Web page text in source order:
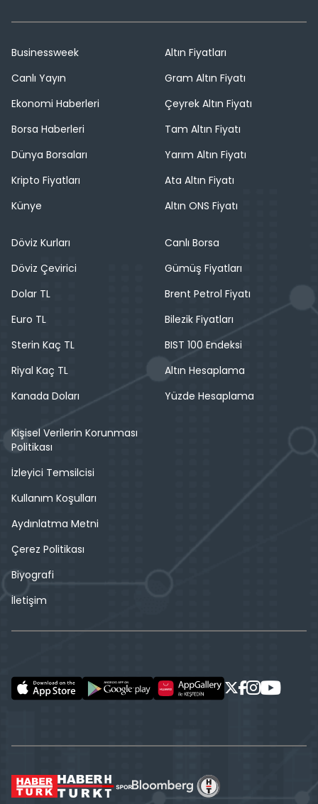
Businessweek
Canlı Yayın
Ekonomi Haberleri
Borsa Haberleri
Dünya Borsaları
Kripto Fiyatları
Künye
Altın Fiyatları
Gram Altın Fiyatı
Çeyrek Altın Fiyatı
Tam Altın Fiyatı
Yarım Altın Fiyatı
Ata Altın Fiyatı
Altın ONS Fiyatı
Döviz Kurları
Döviz Çevirici
Dolar TL
Euro TL
Sterin Kaç TL
Riyal Kaç TL
Kanada Doları
Canlı Borsa
Gümüş Fiyatları
Brent Petrol Fiyatı
Bilezik Fiyatları
BIST 100 Endeksi
Altın Hesaplama
Yüzde Hesaplama
Kişisel Verilerin Korunması
Politikası
İzleyici Temsilcisi
Kullanım Koşulları
Aydınlatma Metni
Çerez Politikası
Biyografi
İletişim